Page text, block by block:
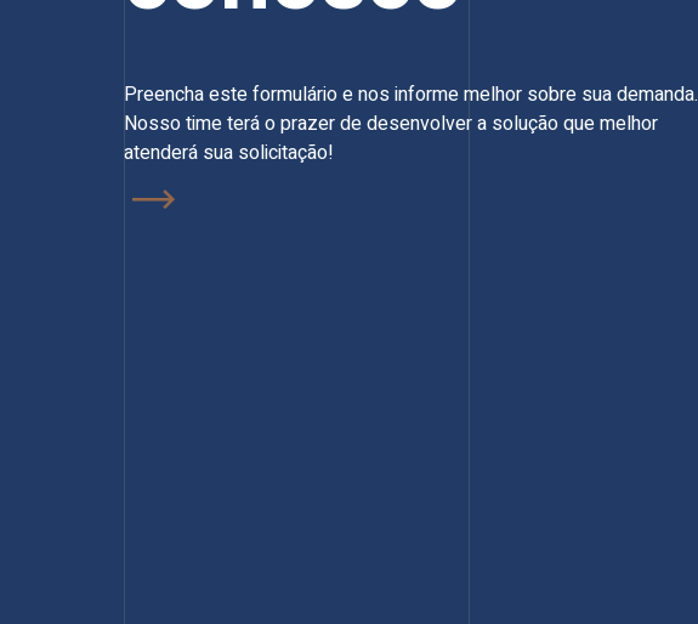
Preencha este formulário e nos informe melhor sobre sua demanda.
Nosso time terá o prazer de desenvolver a solução que melhor
atenderá sua solicitação!